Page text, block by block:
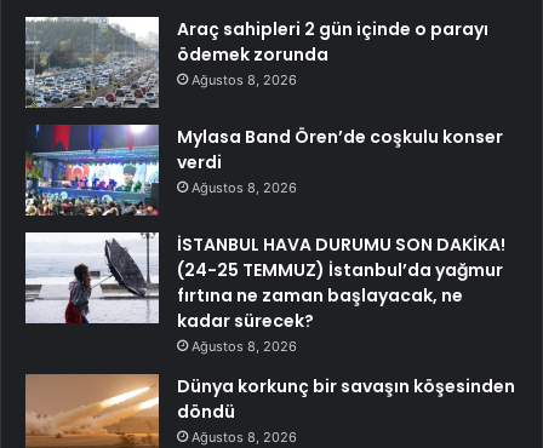
Araç sahipleri 2 gün içinde o parayı
ödemek zorunda
Ağustos 8, 2026
Mylasa Band Ören’de coşkulu konser
verdi
Ağustos 8, 2026
İSTANBUL HAVA DURUMU SON DAKİKA!
(24-25 TEMMUZ) İstanbul’da yağmur
fırtına ne zaman başlayacak, ne
kadar sürecek?
Ağustos 8, 2026
Dünya korkunç bir savaşın köşesinden
döndü
Ağustos 8, 2026